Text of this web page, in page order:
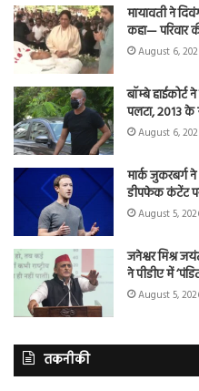
मायावती ने
कहा— परिवार
August 6,
बॉम्बे
पलटा, 2013 के
August 6,
मार्क जुकरबर्ग
डीपफेक कंटेंट
August 5,
जनेश्वर मिश्र
ने पीडीए में
August 5,
तकनीकी